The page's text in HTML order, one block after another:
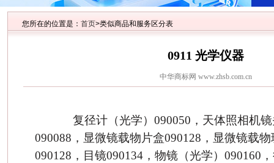
您所在的位置是： 首页>类似商品和服务区分表
0911 光学仪器
中华商标网 www.zhsb.com.cn
复径计（光学）090050，天体照相机镜
090088，显微镜载物片盒090128，显微镜载
090128，目镜090134，物镜（光学）090160